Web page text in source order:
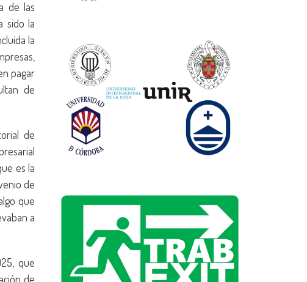
de las
sido la
la
pagar
de
de
es la
de
que
a
que
de